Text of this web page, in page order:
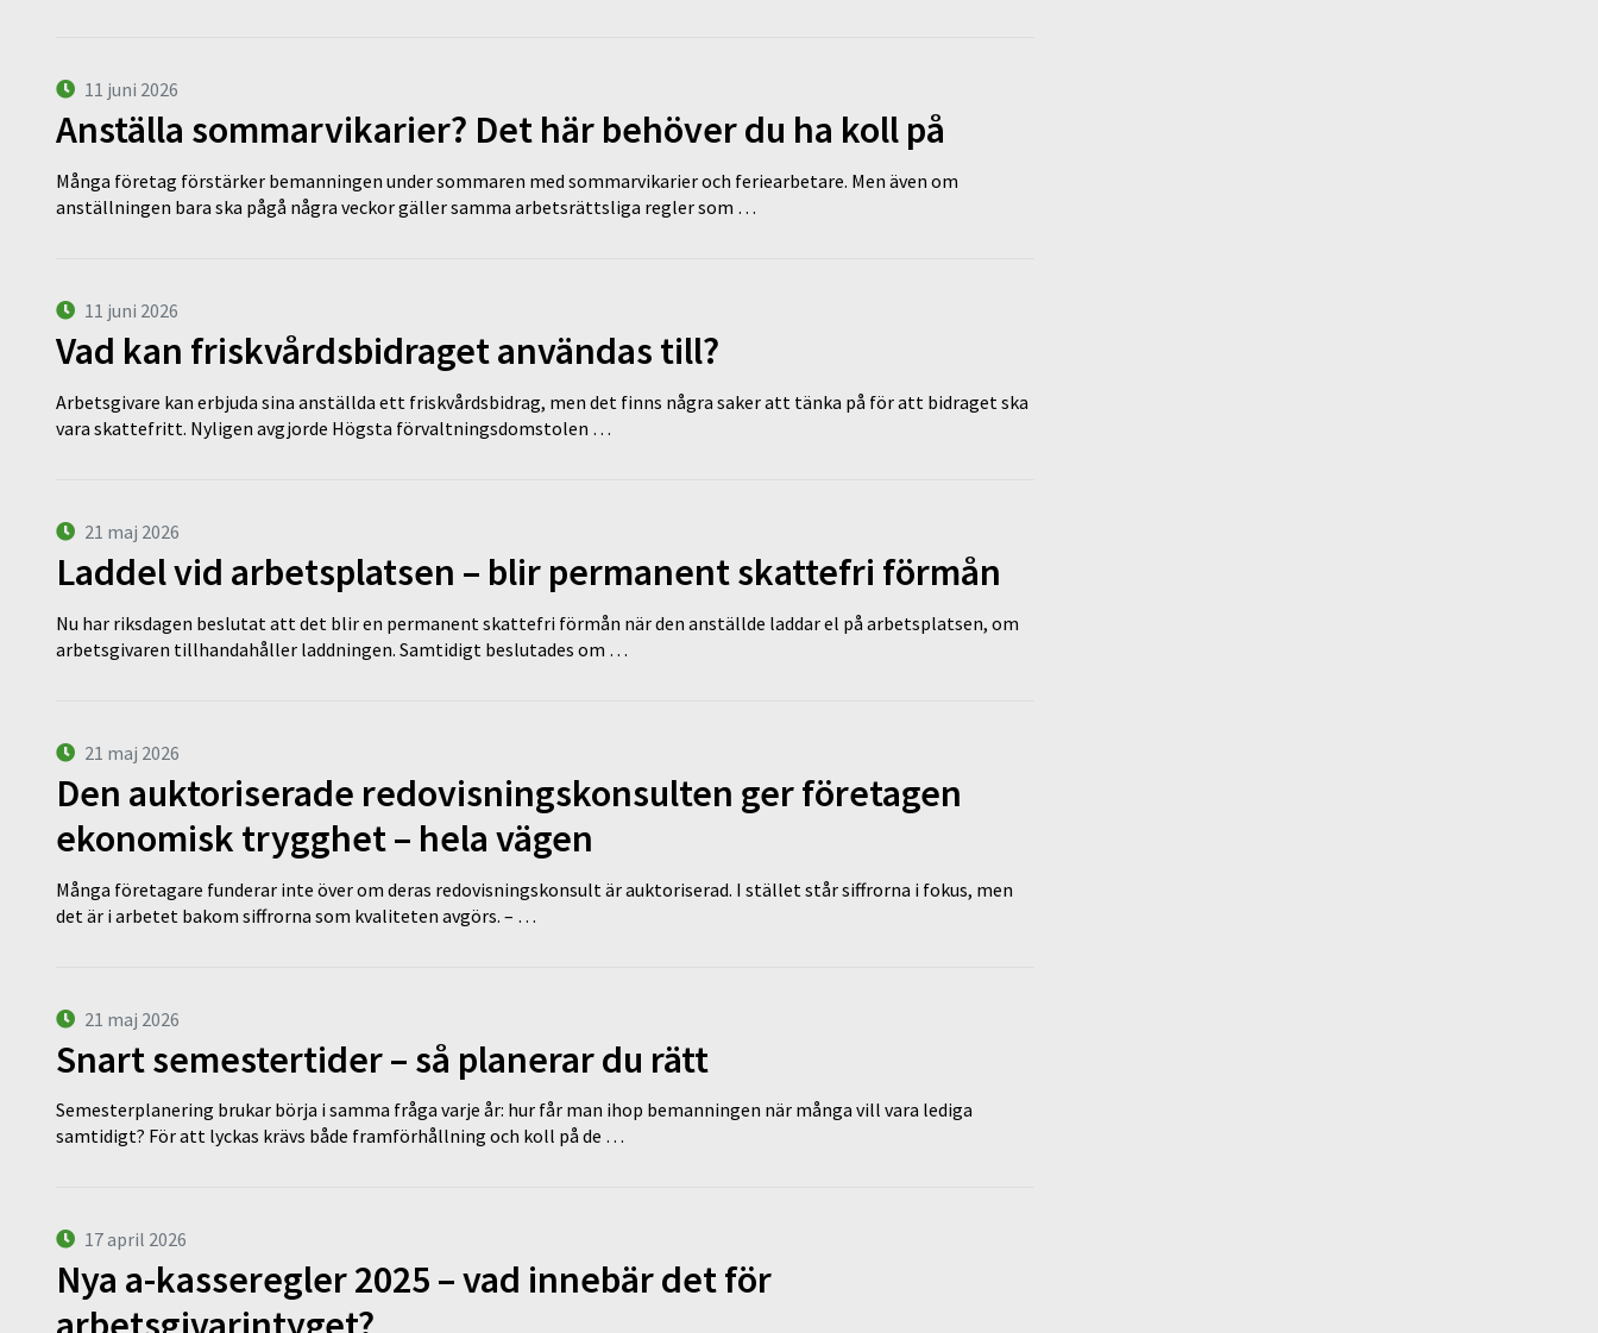
11 juni 2026
Anställa sommarvikarier? Det här behöver du ha koll på
Många företag förstärker bemanningen under sommaren med sommarvikarier och feriearbetare. Men även om
anställningen bara ska pågå några veckor gäller samma arbetsrättsliga regler som …
11 juni 2026
Vad kan friskvårdsbidraget användas till?
Arbetsgivare kan erbjuda sina anställda ett friskvårdsbidrag, men det finns några saker att tänka på för att bidraget ska
vara skattefritt. Nyligen avgjorde Högsta förvaltningsdomstolen …
21 maj 2026
Laddel vid arbetsplatsen – blir permanent skattefri förmån
Nu har riksdagen beslutat att det blir en permanent skattefri förmån när den anställde laddar el på arbetsplatsen, om
arbetsgivaren tillhandahåller laddningen. Samtidigt beslutades om …
21 maj 2026
Den auktoriserade redovisningskonsulten ger företagen
ekonomisk trygghet – hela vägen
Många företagare funderar inte över om deras redovisningskonsult är auktoriserad. I stället står siffrorna i fokus, men
det är i arbetet bakom siffrorna som kvaliteten avgörs. – …
21 maj 2026
Snart semestertider – så planerar du rätt
Semesterplanering brukar börja i samma fråga varje år: hur får man ihop bemanningen när många vill vara lediga
samtidigt? För att lyckas krävs både framförhållning och koll på de …
17 april 2026
Nya a-kasseregler 2025 – vad innebär det för